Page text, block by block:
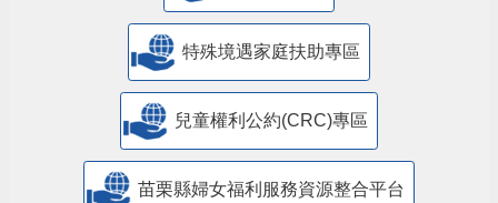
特殊境遇家庭扶助專區
兒童權利公約(CRC)專區
苗栗縣婦女福利服務資源整合平台